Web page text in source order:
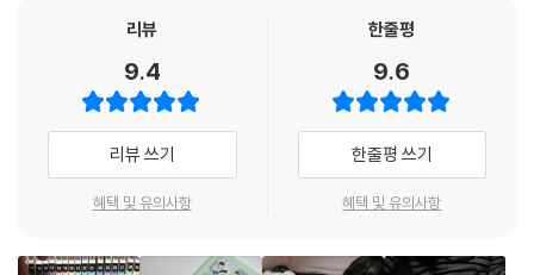
자들은 간결하면서도 감성적인 글과 생생하고 정감 넘치는 그림으로 표현
른 사람을 이해하고 배려하는 마음을 배울 수 있다. 또한 설명을 읽으며 정
확한 뜻을 이해하고 구체적인 활용법까지 익힐 수 있다는 점은 『아홉 살 함
께 사전』의 특장점이다. 어린 독자들이 다른 사람과 자연스럽게 소통하며
함께 어우러져 살아가는 법을 익히는 데 큰 도움이 될 것이다.
다양하고 구체적인 상황을 담은 사전
리뷰
9.4
리뷰 쓰기
혜택 및 유의사항
한줄평
9.6
한줄평 쓰기
혜택 및 유의사항